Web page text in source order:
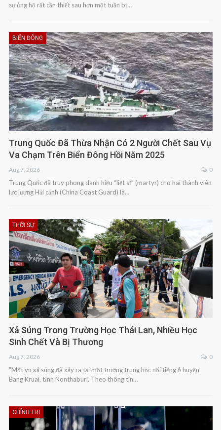
sự ủng hộ rất cần thiết sau hơn một tuần bị…
BIỂN ĐÔNG
Trung Quốc Đã Thừa Nhận Có 2 Người Chết Sau Vụ
Va Chạm Trên Biển Đông Hồi Năm 2025
Aug 7, 2026 0
Trung Quốc đã truy phong danh hiệu “liệt sĩ” (martyr) cho hai thành viên
lực lượng Hải cảnh (China Coast Guard) là…
THỜI SỰ
Xả Súng Trong Trường Học Thái Lan, Nhiều Học
Sinh Chết Và Bị Thương
Aug 7, 2026 0
"Một vụ xả súng đã xảy ra tại một trường trung học nổi tiếng ở huyện
Bang Kruai, tỉnh Nonthaburi. Theo thông tin…
CHÍNH TRỊ